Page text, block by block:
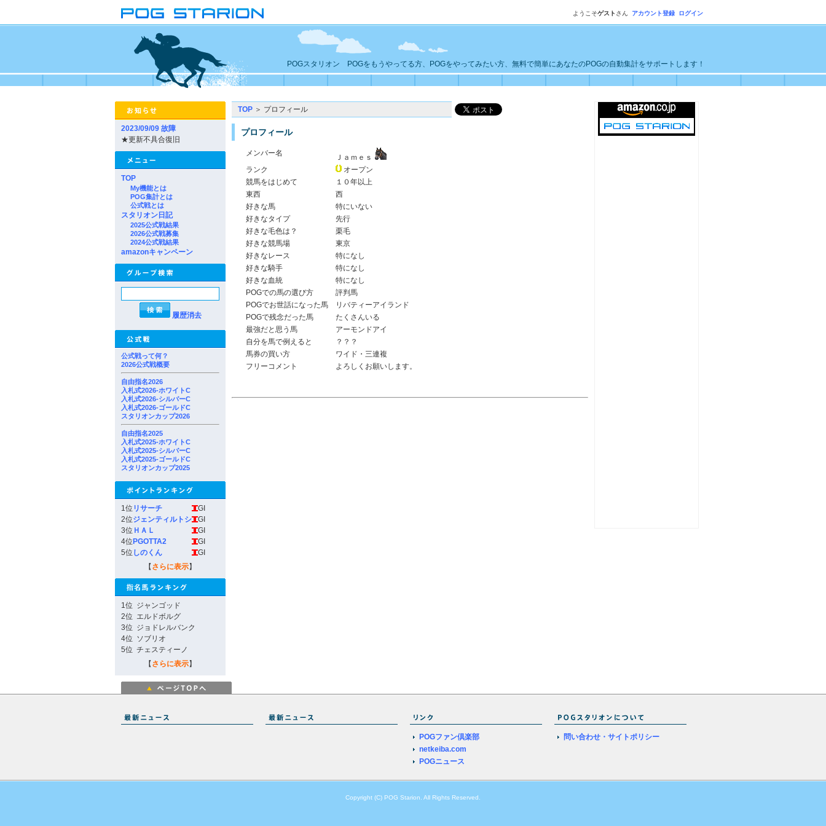
ようこそゲスト さん アカウント登録 ログイン
POGスタリオン POGをもうやってる方、POGをやってみたい方、無料で簡単にあなたのPOGの自動集計をサポートします！
2023/09/09 故障
★更新不具合復旧
TOP
My機能とは
POG集計とは
公式戦とは
スタリオン日記
2025公式戦結果
2026公式戦募集
2024公式戦結果
amazonキャンペーン
履歴消去
公式戦って何？
2026公式戦概要
自由指名2026
入札式2026-ホワイトC
入札式2026-シルバーC
入札式2026-ゴールドC
スタリオンカップ2026
自由指名2025
入札式2025-ホワイトC
入札式2025-シルバーC
入札式2025-ゴールドC
スタリオンカップ2025
1位 リサーチ
GI
2位ジェンティルトシ
GI
3位 ＨＡＬ
GI
4位 PGOTTA2
GI
5位 しのくん
GI
【 さらに表示】
1位 ジャンゴッド
2位 エルドボルグ
3位 ジョドレルバンク
4位 ソブリオ
5位 チェスティーノ
【 さらに表示】
TOP ＞ プロフィール
プロフィール
メンバー名
Ｊａｍｅｓ
ランク
オープン
競馬をはじめて
１０年以上
東西
西
好きな馬
特にいない
好きなタイプ
先行
好きな毛色は？
栗毛
好きな競馬場
東京
好きなレース
特になし
好きな騎手
特になし
好きな血統
特になし
POGでの馬の選び方
評判馬
POGでお世話になった馬
リバティーアイランド
POGで残念だった馬
たくさんいる
最強だと思う馬
アーモンドアイ
自分を馬で例えると
？？？
馬券の買い方
ワイド・三連複
フリーコメント
よろしくお願いします。
POGファン倶楽部
netkeiba.com
POGニュース
問い合わせ・サイトポリシー
Copyright (C) POG Starion. All Rights Reserved.